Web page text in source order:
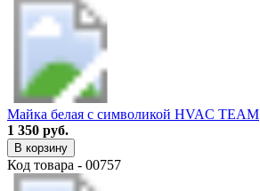
Майка белая с символикой HVAC TEAM
1 350 руб.
В корзину
Код товара - 00757